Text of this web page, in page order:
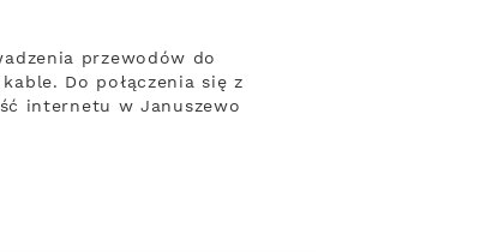
przewodów do
Do połączenia się z
internetu w Januszewo